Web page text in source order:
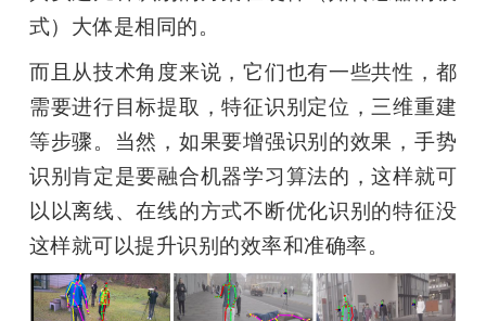
式）大体是相同的。
而且从技术角度来说，它们也有一些共性，都
需要进行目标提取，特征识别定位，三维重建
等步骤。当然，如果要增强识别的效果，手势
识别肯定是要融合机器学习算法的，这样就可
以以离线、在线的方式不断优化识别的特征没
这样就可以提升识别的效率和准确率。